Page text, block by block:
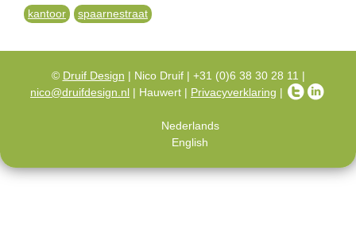
kantoor spaarnestraat
© Druif Design | Nico Druif | +31 (0)6 38 30 28 11 |
nico@druifdesign.nl | Hauwert | Privacyverklaring |
Nederlands
English